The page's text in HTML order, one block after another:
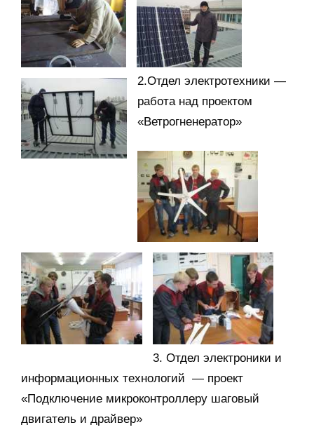
2.Отдел электротехники —
работа над проектом
«Ветрогненератор»
3. Отдел электроники и
информационных технологий — проект
«Подключение микроконтроллеру шаговый
двигатель и драйвер»